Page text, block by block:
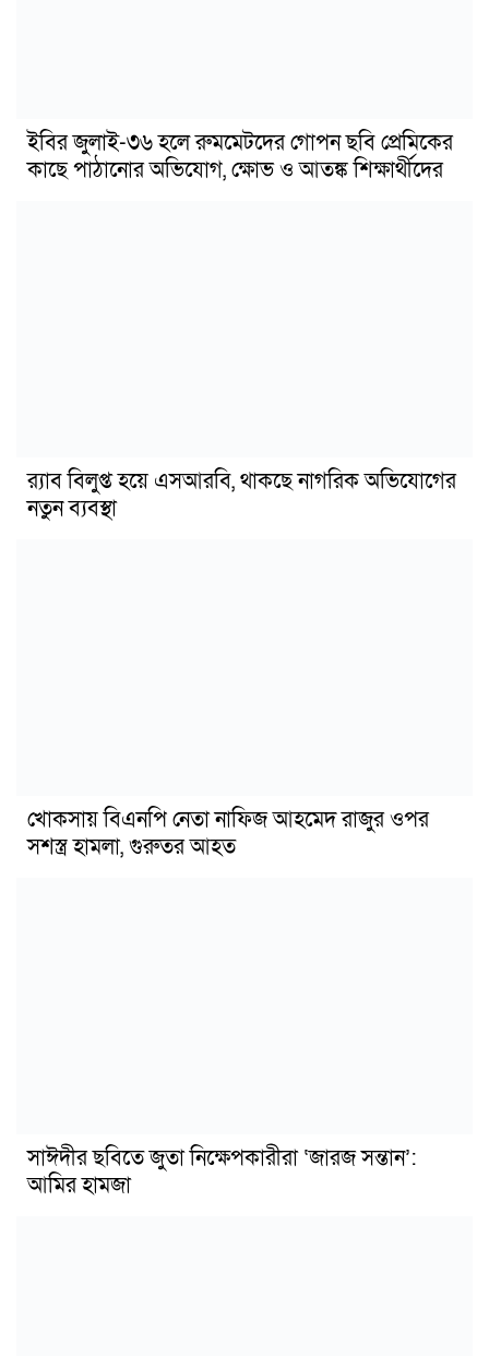
ইবির জুলাই-৩৬ হলে রুমমেটদের গোপন ছবি প্রেমিকের
কাছে পাঠানোর অভিযোগ, ক্ষোভ ও আতঙ্ক শিক্ষার্থীদের
র‍্যাব বিলুপ্ত হয়ে এসআরবি, থাকছে নাগরিক অভিযোগের
নতুন ব্যবস্থা
খোকসায় বিএনপি নেতা নাফিজ আহমেদ রাজুর ওপর
সশস্ত্র হামলা, গুরুতর আহত
সাঈদীর ছবিতে জুতা নিক্ষেপকারীরা ‘জারজ সন্তান’:
আমির হামজা